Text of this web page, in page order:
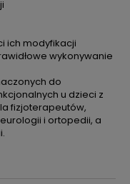
ich modyfikacji
wykonywanie
do
u dzieci z
fizjoterapeutów,
i ortopedii, a